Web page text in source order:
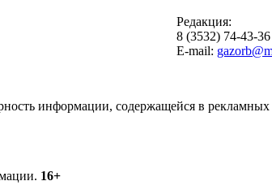
Редакция:
8 (3532) 74-43-36
E-mail:
информации, содержащейся в
16+